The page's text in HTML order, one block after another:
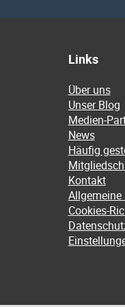
Links
Über uns
Unser Blog
Medien-
News
Häufig
Kontakt
Cookies-